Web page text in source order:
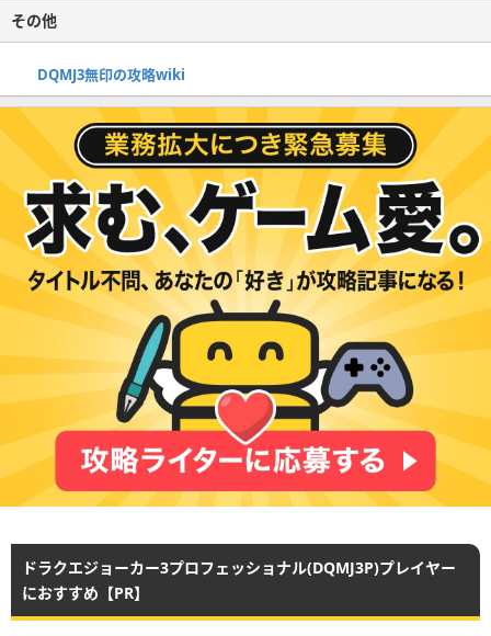
その他
DQMJ3無印の攻略wiki
ドラクエジョーカー3プロフェッショナル(DQMJ3P)プレイヤー
におすすめ【PR】